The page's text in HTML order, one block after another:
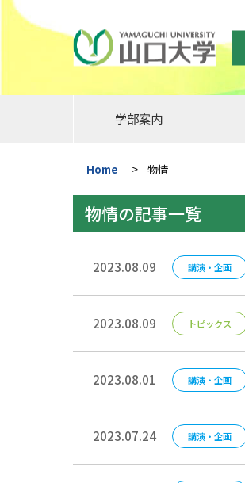
学部案内
Home > 物情
物情の記事一覧
2023.08.09 講演・企画
2023.08.09 トピックス
2023.08.01 講演・企画
2023.07.24 講演・企画